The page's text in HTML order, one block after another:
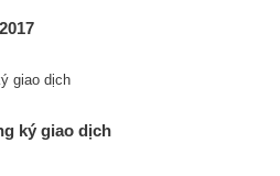
ký giao dịch